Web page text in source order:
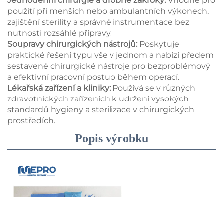
použití při menších nebo ambulantních výkonech,
zajištění sterility a správné instrumentace bez
nutnosti rozsáhlé přípravy.
Soupravy chirurgických nástrojů: Poskytuje
praktické řešení typu vše v jednom a nabízí předem
sestavené chirurgické nástroje pro bezproblémový
a efektivní pracovní postup během operací.
Lékařská zařízení a kliniky: Používá se v různých
zdravotnických zařízeních k udržení vysokých
standardů hygieny a sterilizace v chirurgických
prostředích.
Popis výrobku